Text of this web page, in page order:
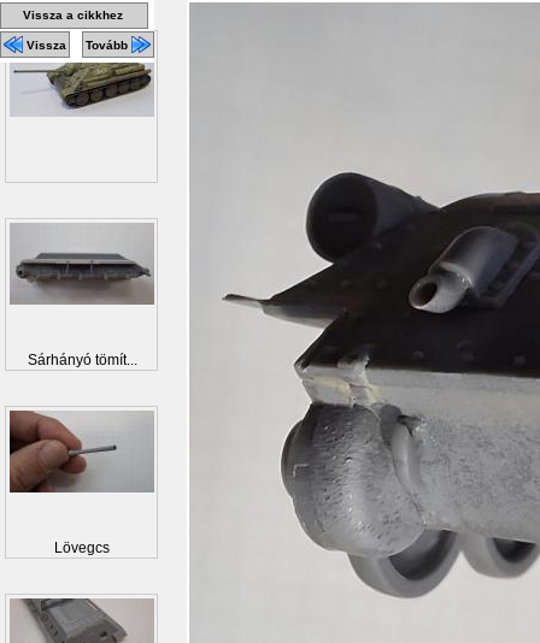
Vissza a cikkhez
Vissza Tovább
Sárhányó tömít...
Lövegcs